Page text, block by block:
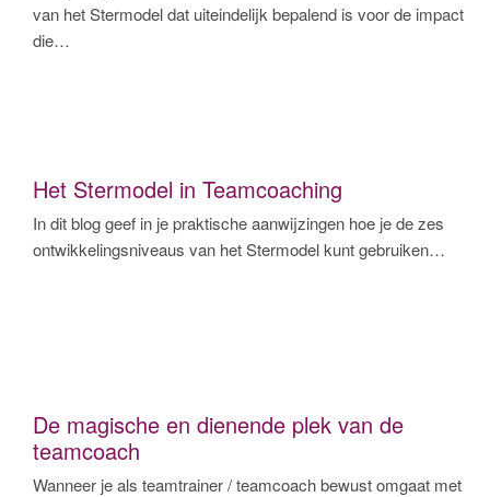
van het Stermodel dat uiteindelijk bepalend is voor de impact
die…
Het Stermodel in Teamcoaching
In dit blog geef in je praktische aanwijzingen hoe je de zes
ontwikkelingsniveaus van het Stermodel kunt gebruiken…
De magische en dienende plek van de
teamcoach
Wanneer je als teamtrainer / teamcoach bewust omgaat met